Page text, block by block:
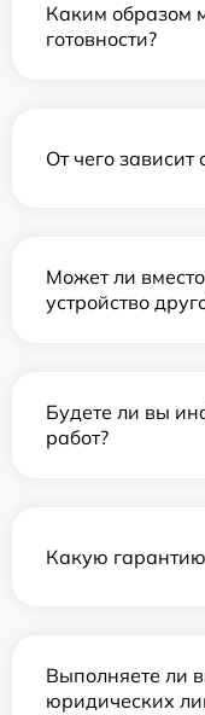
Каким образом
готовности?
От чего зависит
Может ли
устройство
Будете ли вы
работ?
Какую
Выполняете ли
юридических